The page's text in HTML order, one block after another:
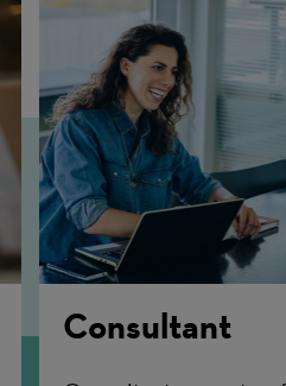
Consultant